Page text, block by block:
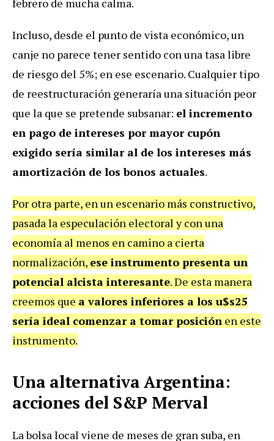
febrero de mucha calma.
Incluso, desde el punto de vista económico, un
canje no parece tener sentido con una tasa libre
de riesgo del 5%; en ese escenario. Cualquier tipo
de reestructuración generaría una situación peor
que la que se pretende subsanar: el incremento
en pago de intereses por mayor cupón
exigido sería similar al de los intereses más
amortización de los bonos actuales.
Por otra parte, en un escenario más constructivo,
pasada la especulación electoral y con una
economía al menos en camino a cierta
normalización, ese instrumento presenta un
potencial alcista interesante. De esta manera
creemos que a valores inferiores a los u$s25
sería ideal comenzar a tomar posición en este
instrumento.
Una alternativa Argentina:
acciones del S&P Merval
La bolsa local viene de meses de gran suba, en